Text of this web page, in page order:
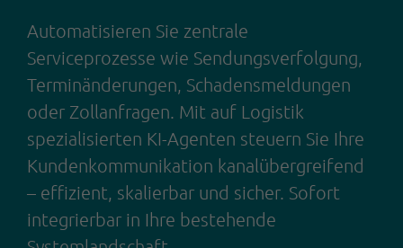
Automatisieren Sie zentrale
Serviceprozesse wie Sendungsverfolgung,
Terminänderungen, Schadensmeldungen
oder Zollanfragen. Mit auf Logistik
spezialisierten KI-Agenten steuern Sie Ihre
Kundenkommunikation kanalübergreifend
– effizient, skalierbar und sicher. Sofort
integrierbar in Ihre bestehende